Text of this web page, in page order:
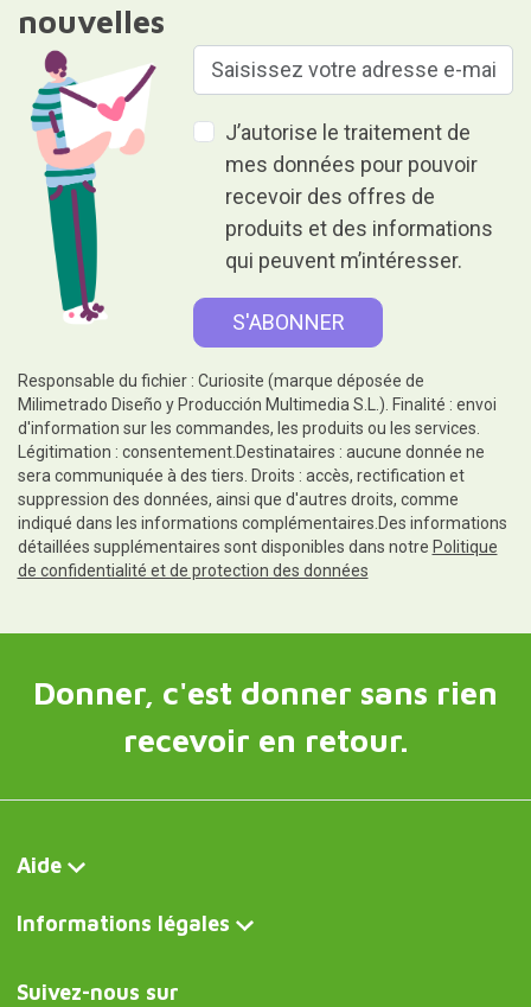
nouvelles
J’autorise le traitement de
mes données pour pouvoir
recevoir des offres de
produits et des informations
qui peuvent m’intéresser.
Responsable du fichier : Curiosite (marque déposée de
Milimetrado Diseño y Producción Multimedia S.L.). Finalité : envoi
d'information sur les commandes, les produits ou les services.
Légitimation : consentement.Destinataires : aucune donnée ne
sera communiquée à des tiers. Droits : accès, rectification et
suppression des données, ainsi que d'autres droits, comme
indiqué dans les informations complémentaires.Des informations
détaillées supplémentaires sont disponibles dans notre Politique
de confidentialité et de protection des données
Donner, c'est donner sans rien
recevoir en retour.
Aide
Informations légales
Suivez-nous sur